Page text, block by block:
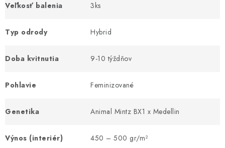
Veľkosť balenia 3ks
Typ odrody Hybrid
Doba kvitnutia 9-10 týždňov
Pohlavie Feminizované
Genetika Animal Mintz BX1 x Medellin
Výnos (interiér) 450 – 500 gr/m²